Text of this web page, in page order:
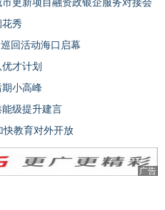
更新项目融资政银企服务对接会
秀
回活动海口启幕
才计划
小高峰
级提升建言
快教育对外开放
广告